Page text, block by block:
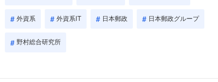
外資系 外資系IT 日本郵政 日本郵政グループ
野村総合研究所